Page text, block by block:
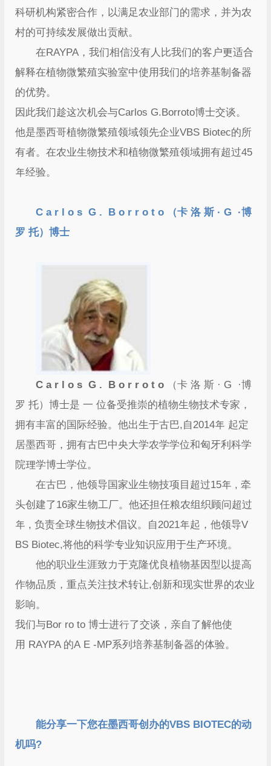
科研机构紧密合作，以满足农业部门的需求，并为农
村的可持续发展做出贡献。
在RAYPA，我们相信没有人比我们的客户更适合
解释在植物微繁殖实验室中使用我们的培养基制备器
的优势。
因此我们趁这次机会与Carlos G.Borroto博士交谈。
他是墨西哥植物微繁殖领域领先企业VBS Biotec的所
有者。在农业生物技术和植物微繁殖领域拥有超过45
年经验。
C a r l o s G . B o r r o t o （卡 洛 斯 · G ·博
罗 托）博士
C a r l o s G . B o r r o t o
（卡 洛 斯 · G ·博
罗 托）博士是 一 位备受推崇的植物生物技术专家，
拥有丰富的国际经验。他出生于古巴,自2014年 起定
居墨西哥，拥有古巴中央大学农学学位和匈牙利科学
院理学博士学位。
在古巴，他领导国家业生物技项目超过15年 , 牵
头创建了16家生物工厂。他还担任粮农组织顾问超过
年 , 负责全球生物技术倡议。自2021年起，他领导V
BS Biotec,将他的科学专业知识应用于生产环境。
他的职业生涯致力于克隆优良植物基因型以提高
作物品质，重点关注技术转让,创新和现实世界的农业
影响。
我们与Bor ro to 博士进行了交谈，亲自了解他使
用 RAYPA 的A E -MP系列培养基制备器的体验。
能分享一下您在墨西哥创办的VBS BIOTEC的动
机吗?